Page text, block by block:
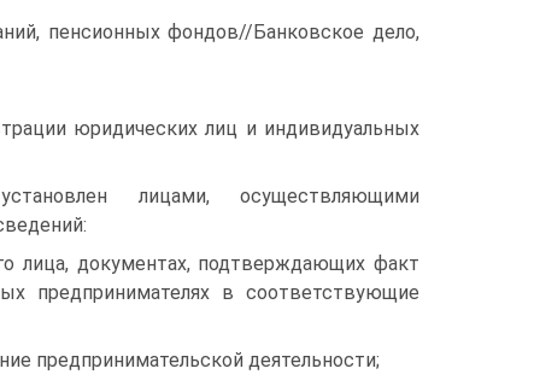
пенсионных фондов//Банковское дело,
юридических лиц и индивидуальных
лицами, осуществляющими
лица, документах, подтверждающих факт
предпринимателях в соответствующие
предпринимательской деятельности;